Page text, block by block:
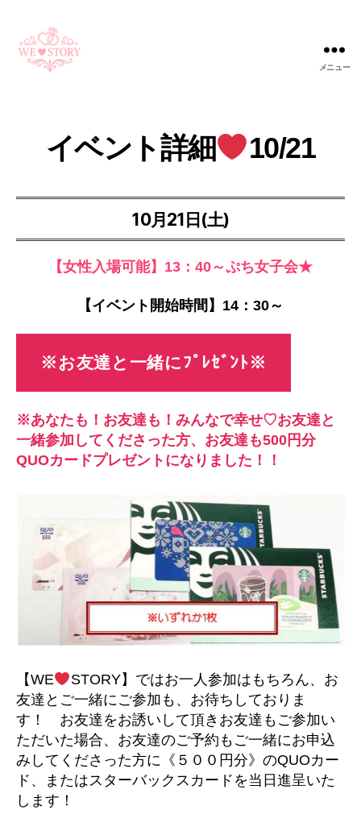
メニュー
イベント詳細 10/21
10月21日(土)
【女性入場可能】13：40～ぷち女子会★
【イベント開始時間】14：30～
※お友達と一緒にﾌﾟﾚｾﾞﾝﾄ※
※あなたも！お友達も！みんなで幸せ♡お友達と
一緒参加してくださった方、お友達も500円分
QUOカードプレゼントになりました！！
【WE
STORY】ではお一人参加はもちろん、お
友達とご一緒にご参加も、お待ちしておりま
す！ お友達をお誘いして頂きお友達もご参加い
ただいた場合、お友達のご予約もご一緒にお申込
みしてくださった方に《５００円分》のQUOカー
ド、またはスターバックスカードを当日進呈いた
します！